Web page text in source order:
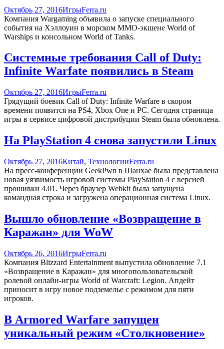
Октябрь 27, 2016ИгрыFerra.ru
Компания Wargaming объявила о запуске специального
события на Хэллоуин в морском ММО-экшене World of
Warships и консольном World of Tanks.
Системные требования Call of Duty:
Infinite Warfate появились в Steam
Октябрь 27, 2016ИгрыFerra.ru
Грядущий боевик Call of Duty: Infinite Warfare в скором
времени появится на PS4, Xbox One и PC. Сегодня страница
игры в сервисе цифровой дистрибуции Steam была обновлена.
На PlayStation 4 снова запустили Linux
Октябрь 27, 2016Китай, ТехнологииFerra.ru
На пресс-конференции GeekPwn в Шанхае была представлена
новая уязвимость игровой системы PlayStation 4 с версией
прошивки 4.01. Через браузер Webkit была запущена
командная строка и загружена операционная система Linux.
Вышло обновление «Возвращение в
Каражан» для WoW
Октябрь 26, 2016ИгрыFerra.ru
Компания Blizzard Entertainment выпустила обновление 7.1
«Возвращение в Каражан» для многопользовательской
ролевой онлайн-игры World of Warcraft: Legion. Апдейт
приносит в игру новое подземелье с режимом для пяти
игроков.
В Armored Warfare запущен
уникальный режим «Столкновение»